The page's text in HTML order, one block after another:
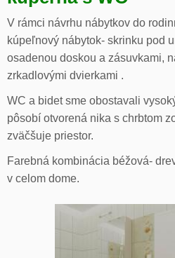
V rámci návrhu nábytkov do
kúpeľnový nábytok- skrinku pod
osadenou doskou a zásuvkami,
zrkadlovými dvierkami .
WC a bidet sme obostavali
pôsobí otvorená nika s chrbtom
zväčšuje priestor.
Farebná kombinácia béžová-
v celom dome.